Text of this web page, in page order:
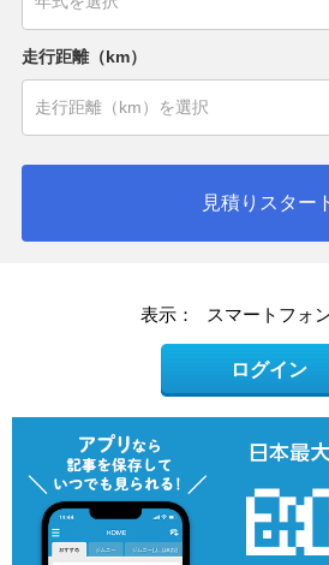
走行距離（km）
見積りスター
表示： スマートフォ
ログイン